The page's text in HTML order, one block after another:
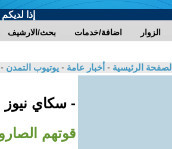
إذا
بحث/الارشيف اضافة/خدمات الزوار
الصفحة الرئيسية - أخبار عامة - يوتيوب التمدن
- سكاي نيوز
قوتهم